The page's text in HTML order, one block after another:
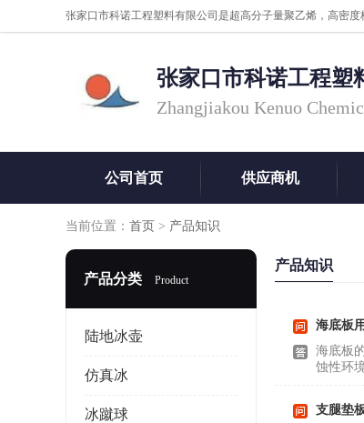
张家口市科诺工程塑
Zhangjiakou Kenuo
公司首页 供应商机
当前位置： 首页 > 产品知识
产品分类 Product
陆地冰壶
仿真冰
冰蹴球
产品知识
海底板
海底板
蚀性环
支腿垫